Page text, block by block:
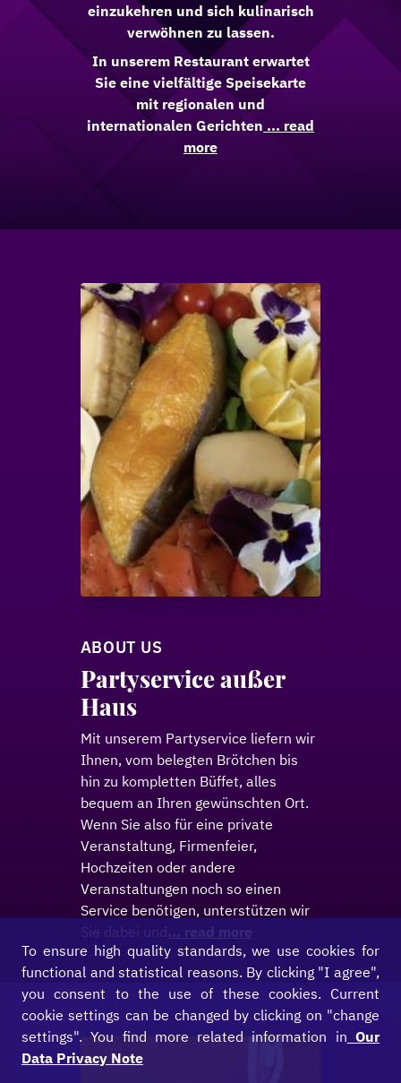
einzukehren und sich kulinarisch
verwöhnen zu lassen.
In unserem Restaurant erwartet
Sie eine vielfältige Speisekarte
mit regionalen und
internationalen Gerichten ... read
more
ABOUT US
Partyservice außer
Haus
Mit unserem Partyservice liefern wir
Ihnen, vom belegten Brötchen bis
hin zu kompletten Büffet, alles
bequem an Ihren gewünschten Ort.
Wenn Sie also für eine private
Veranstaltung, Firmenfeier,
Hochzeiten oder andere
Veranstaltungen noch so einen
Service benötigen, unterstützen wir
Sie dabei und ... read more
To ensure high quality standards, we use cookies for
functional and statistical reasons. By clicking "I agree",
you consent to the use of these cookies. Current
cookie settings can be changed by clicking on "change
settings". You find more related information in Our
Data Privacy Note